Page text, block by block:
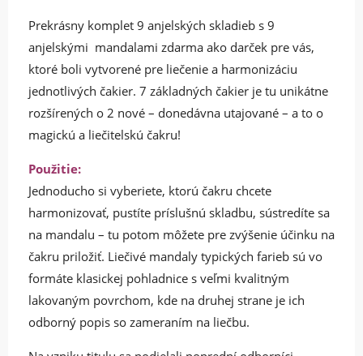
Prekrásny komplet 9 anjelských skladieb s 9
anjelskými mandalami zdarma ako darček pre vás,
ktoré boli vytvorené pre liečenie a harmonizáciu
jednotlivých čakier. 7 základných čakier je tu unikátne
rozšírených o 2 nové – donedávna utajované – a to o
magickú a liečitelskú čakru!
Použitie:
Jednoducho si vyberiete, ktorú čakru chcete
harmonizovať, pustíte príslušnú skladbu, sústredíte sa
na mandalu – tu potom môžete pre zvýšenie účinku na
čakru priložiť. Liečivé mandaly typických farieb sú vo
formáte klasickej pohladnice s veľmi kvalitným
lakovaným povrchom, kde na druhej strane je ich
odborný popis so zameraním na liečbu.